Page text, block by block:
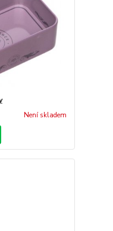
Není skladem